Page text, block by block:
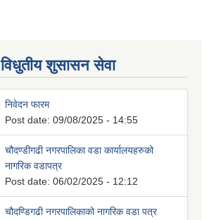
विधुतीय शुसासन सेवा
निवेदन फारम
Post date: 09/08/2025 - 14:55
चौदण्डीगढी नगरपालिका वडा कार्यालयहरुको
नागरिक वडापत्र
Post date: 06/02/2025 - 12:12
चौदण्डिगढी नगरपालिकाको नागरिक वडा पत्र